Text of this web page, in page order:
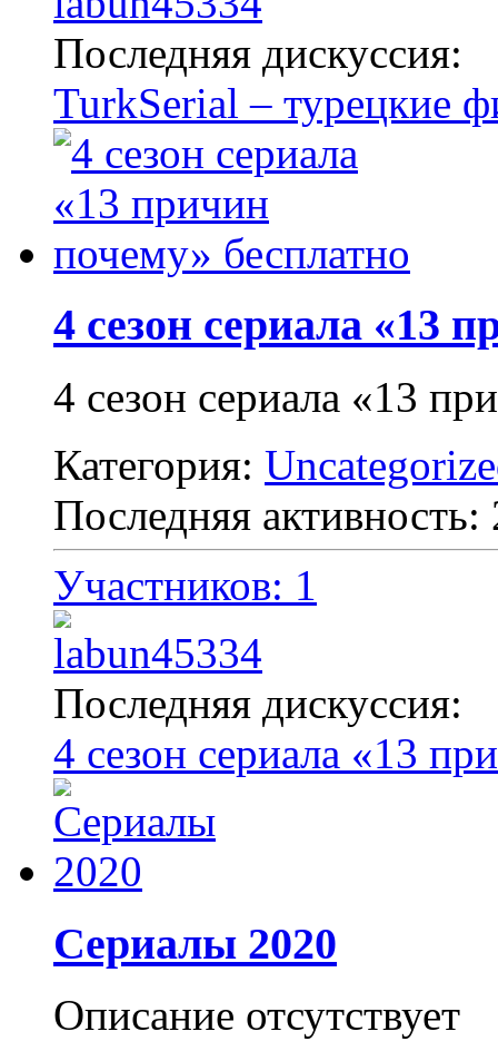
Последняя дискуссия:
TurkSerial – турецкие
4 сезон сериала «13
4 сезон сериала «13
Категория:
Последняя
Участников: 1
Последняя дискуссия:
4 сезон сериала «13
Сериалы 2020
Описание отсутствует